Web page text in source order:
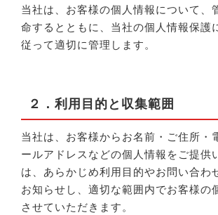
当社は、お客様の個人情報について、
命するとともに、当社の個人情報保護
従って適切に管理します。
２．利用目的と収集範囲
当社は、お客様からお名前・ご住所・
ールアドレスなどの個人情報をご提供
は、あらかじめ利用目的やお問い合わ
お知らせし、適切な範囲内でお客様の
させていただきます。